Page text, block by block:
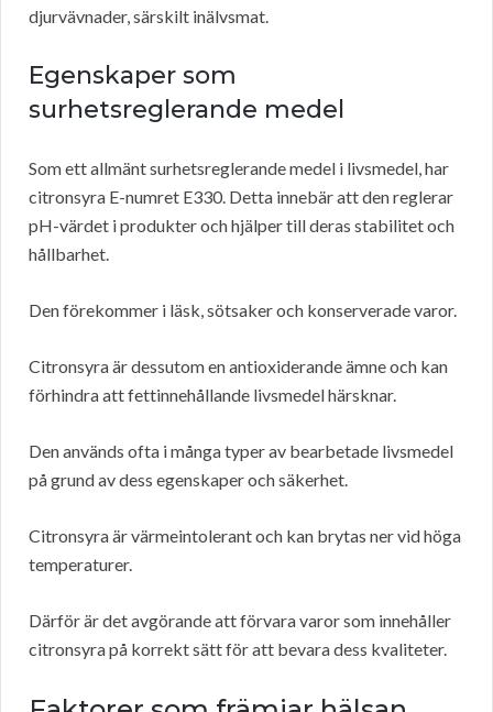
djurvävnader, särskilt inälvsmat.
Egenskaper som
surhetsreglerande medel
Som ett allmänt surhetsreglerande medel i livsmedel, har
citronsyra E-numret E330. Detta innebär att den reglerar
pH-värdet i produkter och hjälper till deras stabilitet och
hållbarhet.
Den förekommer i läsk, sötsaker och konserverade varor.
Citronsyra är dessutom en antioxiderande ämne och kan
förhindra att fettinnehållande livsmedel härsknar.
Den används ofta i många typer av bearbetade livsmedel
på grund av dess egenskaper och säkerhet.
Citronsyra är värmeintolerant och kan brytas ner vid höga
temperaturer.
Därför är det avgörande att förvara varor som innehåller
citronsyra på korrekt sätt för att bevara dess kvaliteter.